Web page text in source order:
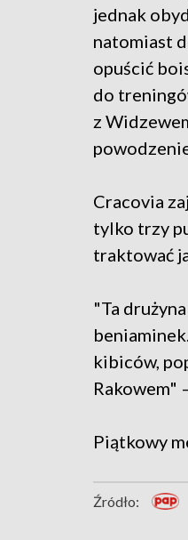
jednak
natomiast
opuścić
do
z
Cracovia
tylko trzy
traktować
"Ta
kibiców,
Rakowem"
Piątkowy
Źródło: